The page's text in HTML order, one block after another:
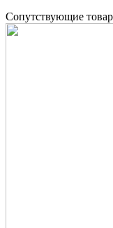
Cопутствующие